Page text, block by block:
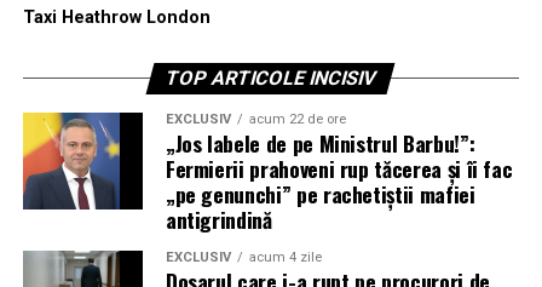
Taxi Heathrow London
TOP ARTICOLE INCISIV
EXCLUSIV acum 22 de ore
„Jos labele de pe Ministrul Barbu!”:
Fermierii prahoveni rup tăcerea și îi fac
„pe genunchi” pe rachetiștii mafiei
antigrindină
EXCLUSIV acum 4 zile